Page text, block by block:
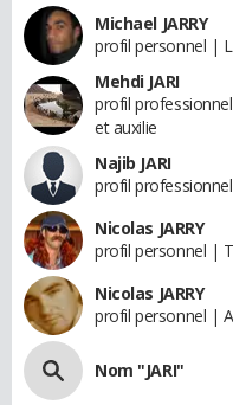
Michael JARRY
profil personnel |
Mehdi JARI
profil
et auxilie
Najib JARI
profil
Nicolas JARRY
profil personnel |
Nicolas JARRY
profil personnel |
Nom "JARI"